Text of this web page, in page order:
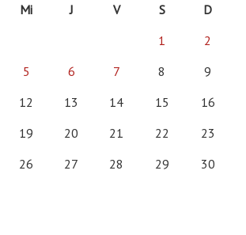
Mi J V S
D
1
2
5 6 7 8
9
12 13 14 15
16
19 20 21 22
23
26 27 28 29
30